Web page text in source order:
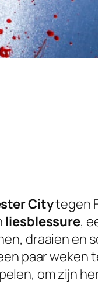
Citytegen
liesblessure,
draaien en
paar weken
om zijn